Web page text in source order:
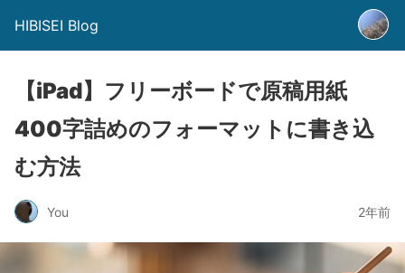
HIBISEI Blog
【iPad】フリーボードで原稿用紙
400字詰めのフォーマットに書き込
む方法
You 2年前